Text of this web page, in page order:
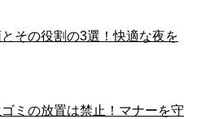
その役割の3選！快適な夜を
ミの放置は禁止！マナーを守